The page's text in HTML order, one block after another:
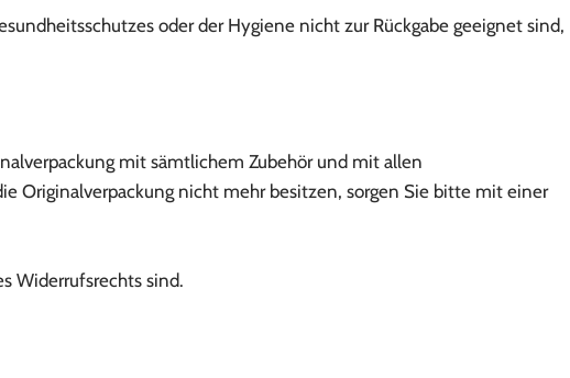
oder der Hygiene nicht zur Rückgabe geeignet sind,
mit sämtlichem Zubehör und mit allen
Originalverpackung nicht mehr besitzen, sorgen Sie bitte mit einer
Widerrufsrechts sind.